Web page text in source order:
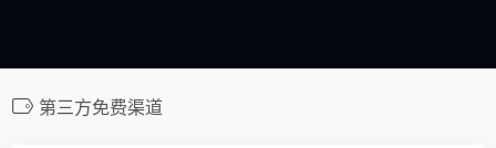
第三方免费渠道